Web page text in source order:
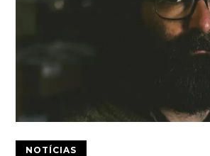
NOTÍCIAS